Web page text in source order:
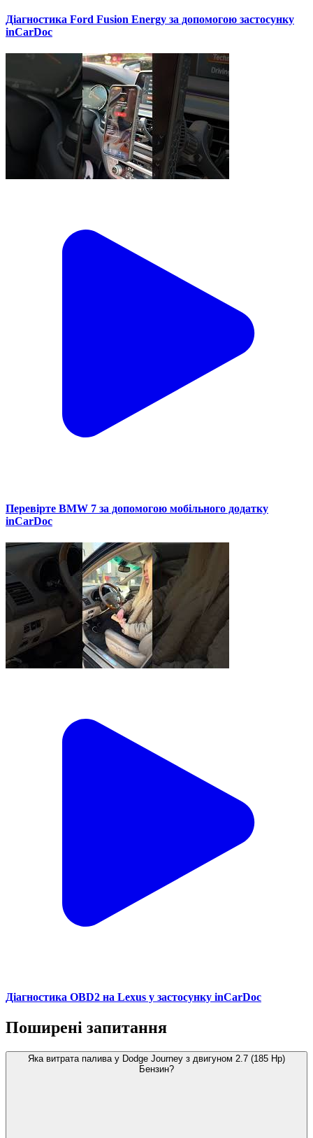
Діагностика Ford Fusion Energy за допомогою застосунку
inCarDoc
Перевірте BMW 7 за допомогою мобільного додатку
inCarDoc
Діагностика OBD2 на Lexus у застосунку inCarDoc
Поширені запитання
Яка витрата палива у Dodge Journey з двигуном 2.7 (185 Hp)
Бензин?